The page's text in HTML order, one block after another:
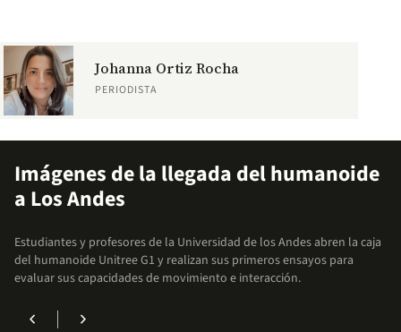
Johanna Ortiz Rocha
PERIODISTA
Imágenes de la llegada del humanoide
a Los Andes
Estudiantes y profesores de la Universidad de los Andes abren la caja
del humanoide Unitree G1 y realizan sus primeros ensayos para
evaluar sus capacidades de movimiento e interacción.
chevron_left chevron_right